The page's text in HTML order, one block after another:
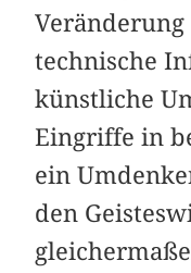
technische
künstliche
Eingriffe in
ein
den